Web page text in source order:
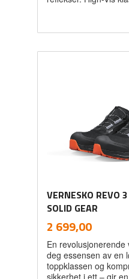
VERNESKO REVO
SOLID GEAR
Pris
2 699,00mva.
En
deg essensen av en
toppklassen og
sikkerhet i ett – gir